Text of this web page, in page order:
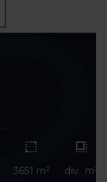
3651 m² div. m²